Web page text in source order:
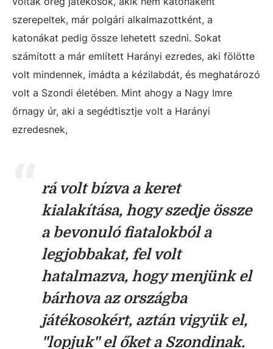
szerepeltek, már polgári alkalmazottként, a
katonákat pedig össze lehetett szedni. Sokat
számított a már említett Harányi ezredes, aki fölötte
volt mindennek, imádta a kézilabdát, és meghatározó
volt a Szondi életében. Mint ahogy a Nagy Imre
őrnagy úr, aki a segédtisztje volt a Harányi
ezredesnek,
rá volt bízva a keret
kialakítása, hogy szedje össze
a bevonuló fiatalokból a
legjobbakat, fel volt
hatalmazva, hogy menjünk el
bárhova az országba
játékosokért, aztán vigyük el,
"lopjuk" el őket a Szondinak.